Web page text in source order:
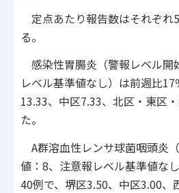
定点あたり報告数はそれぞれ
る。
感染性胃腸炎（警報レベル開
レベル基準値なし）は前週比
13.33、中区7.33、北区・東区
た。
A群溶血性レンサ球菌咽頭炎
値：8、注意報レベル基準値な
40例で、堺区3.50、中区3.00、